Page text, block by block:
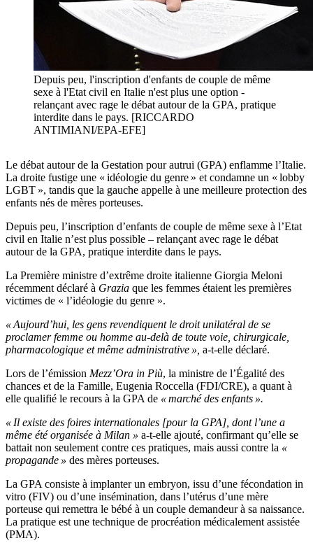
Depuis peu, l'inscription d'enfants de couple de même
sexe à l'Etat civil en Italie n'est plus une option -
relançant avec rage le débat autour de la GPA, pratique
interdite dans le pays. [RICCARDO
ANTIMIANI/EPA-EFE]
Le débat autour de la Gestation pour autrui (GPA) enflamme l’Italie.
La droite fustige une « idéologie du genre » et condamne un « lobby
LGBT », tandis que la gauche appelle à une meilleure protection des
enfants nés de mères porteuses.
Depuis peu, l’inscription d’enfants de couple de même sexe à l’Etat
civil en Italie n’est plus possible – relançant avec rage le débat
autour de la GPA, pratique interdite dans le pays.
La Première ministre d’extrême droite italienne Giorgia Meloni
récemment déclaré à Grazia que les femmes étaient les premières
victimes de « l’idéologie du genre ».
« Aujourd’hui, les gens revendiquent le droit unilatéral de se
proclamer femme ou homme au-delà de toute voie, chirurgicale,
pharmacologique et même administrative », a-t-elle déclaré.
Lors de l’émission Mezz’Ora in Più, la ministre de l’Égalité des
chances et de la Famille, Eugenia Roccella (FDI/CRE), a quant à
elle qualifié le recours à la GPA de « marché des enfants ».
« Il existe des foires internationales [pour la GPA], dont l’une a
même été organisée à Milan » a-t-elle ajouté, confirmant qu’elle se
battait non seulement contre ces pratiques, mais aussi contre la «
propagande » des mères porteuses.
La GPA consiste à implanter un embryon, issu d’une fécondation in
vitro (FIV) ou d’une insémination, dans l’utérus d’une mère
porteuse qui remettra le bébé à un couple demandeur à sa naissance.
La pratique est une technique de procréation médicalement assistée
(PMA).